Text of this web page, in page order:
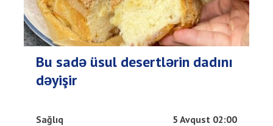
Bu sadə üsul desertlərin dadını
dəyişir
Sağlıq 5 Avqust 02:00